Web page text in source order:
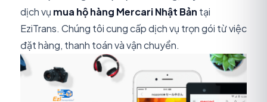
dịch vụ mua hộ hàng Mercari Nhật Bản tại
EziTrans. Chúng tôi cung cấp dịch vụ trọn gói từ việc
đặt hàng, thanh toán và vận chuyển.